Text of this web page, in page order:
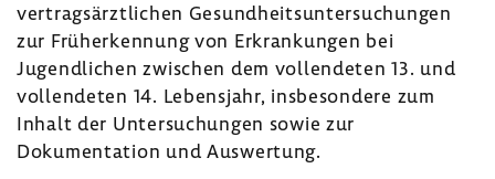
vertragsärztlichen Gesundheitsuntersuchungen
zur Früherkennung von Erkrankungen bei
Jugendlichen zwischen dem vollendeten 13. und
vollendeten 14. Lebensjahr, insbesondere zum
Inhalt der Untersuchungen sowie zur
Dokumentation und Auswertung.